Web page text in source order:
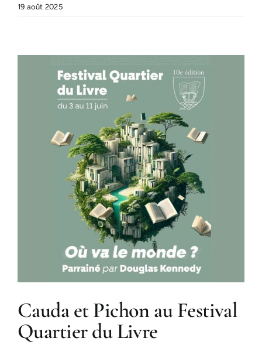
19 août 2025
Cauda et Pichon au Festival
Quartier du Livre